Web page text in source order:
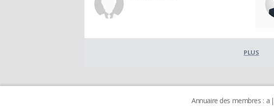
PLUS
Annuaire des membres : a